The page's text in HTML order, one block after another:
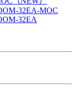
32EA-MOC
32EA